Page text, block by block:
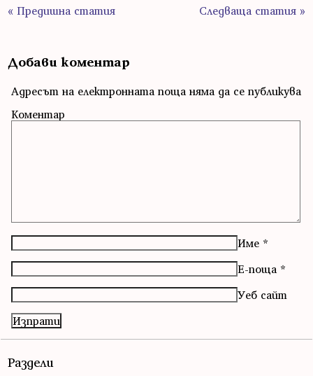
« Предишна статия Следваща статия »
Добави коментар
Адресът на електронната поща няма да се публикува
Коментар
Име *
Е-поща *
Уеб сайт
Раздели